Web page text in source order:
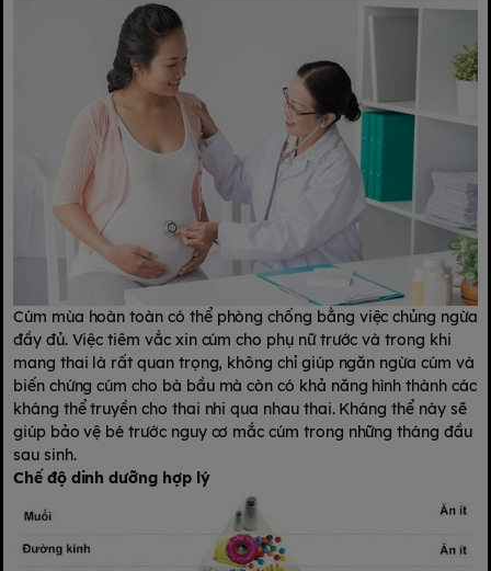
Cúm mùa hoàn toàn có thể phòng chống bằng việc chủng ngừa
đầy đủ. Việc tiêm vắc xin cúm cho phụ nữ trước và trong khi
mang thai là rất quan trọng, không chỉ giúp ngăn ngừa cúm và
biến chứng cúm cho bà bầu mà còn có khả năng hình thành các
kháng thể truyền cho thai nhi qua nhau thai. Kháng thể này sẽ
giúp bảo vệ bé trước nguy cơ mắc cúm trong những tháng đầu
sau sinh.
Chế độ dinh dưỡng hợp lý